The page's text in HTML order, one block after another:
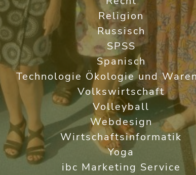
Religion
Russisch
SPSS
Spanisch
Technologie Ökologie und
Volkswirtschaft
Volleyball
Webdesign
Wirtschaftsinformatik
Yoga
ibc Marketing Service